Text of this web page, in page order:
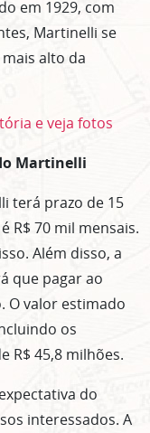
em 1929, com
Martinelli se
alto da
e veja fotos
Martinelli
terá prazo de 15
R$ 70 mil mensais.
Além disso, a
que pagar ao
O valor estimado
os
R$ 45,8 milhões.
do
interessados. A